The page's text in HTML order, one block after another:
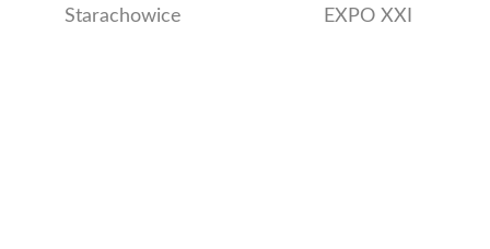
Starachowice
EXPO XXI